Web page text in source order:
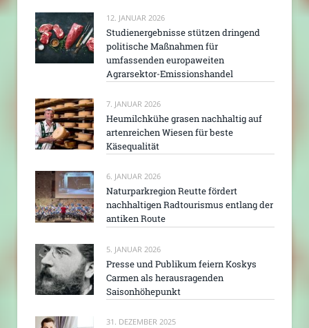
12. JANUAR 2026
Studienergebnisse stützen dringend
politische Maßnahmen für
umfassenden europaweiten
Agrarsektor-Emissionshandel
7. JANUAR 2026
Heumilchkühe grasen nachhaltig auf
artenreichen Wiesen für beste
Käsequalität
6. JANUAR 2026
Naturparkregion Reutte fördert
nachhaltigen Radtourismus entlang der
antiken Route
5. JANUAR 2026
Presse und Publikum feiern Koskys
Carmen als herausragenden
Saisonhöhepunkt
31. DEZEMBER 2025